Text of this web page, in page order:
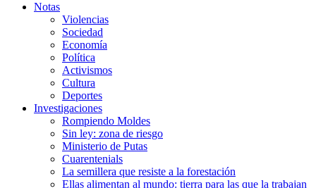
Notas
Violencias
Sociedad
Economía
Política
Activismos
Cultura
Deportes
Investigaciones
Rompiendo Moldes
Sin ley: zona de riesgo
Ministerio de Putas
Cuarentenials
La semillera que resiste a la forestación
Ellas alimentan al mundo: tierra para las que la trabajan